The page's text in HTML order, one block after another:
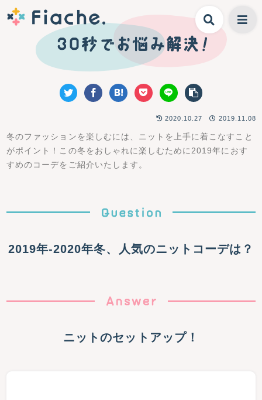
2020.10.27 2019.11.08
冬のファッションを楽しむには、ニットを上手に着こなすこと
がポイント！この冬をおしゃれに楽しむために2019年におす
すめのコーデをご紹介いたします。
2019年-2020年冬、人気のニットコーデは？
ニットのセットアップ！